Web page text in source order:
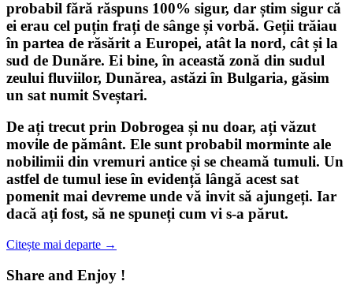
probabil fără răspuns 100% sigur, dar știm sigur că
ei erau cel puțin frați de sânge și vorbă. Geții trăiau
în partea de răsărit a Europei, atât la nord, cât și la
sud de Dunăre. Ei bine, în această zonă din sudul
zeului fluviilor, Dunărea, astăzi în Bulgaria, găsim
un sat numit Sveștari.
De ați trecut prin Dobrogea și nu doar, ați văzut
movile de pământ. Ele sunt probabil morminte ale
nobilimii din vremuri antice și se cheamă tumuli. Un
astfel de tumul iese în evidență lângă acest sat
pomenit mai devreme unde vă invit să ajungeți. Iar
dacă ați fost, să ne spuneți cum vi s-a părut.
Citește mai departe →
Share and Enjoy !